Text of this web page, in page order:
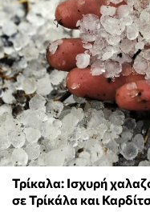
Τρίκαλα: Ισχυρή
σε Τρίκάλα και